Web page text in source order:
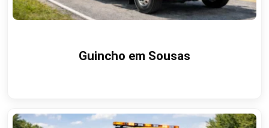
Guincho em Sousas